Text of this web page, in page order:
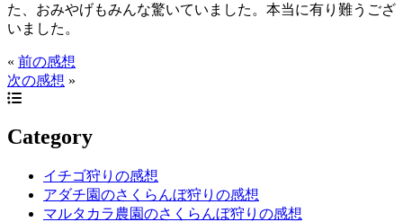
た、おみやげもみんな驚いていました。本当に有り難うござ
いました。
« 前の感想
次の感想 »
Category
イチゴ狩りの感想
アダチ園のさくらんぼ狩りの感想
マルタカラ農園のさくらんぼ狩りの感想